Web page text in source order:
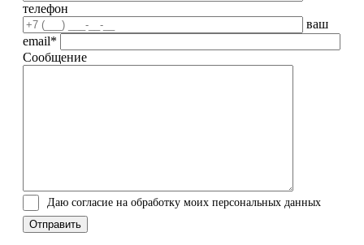
телефон
ваш
email*
Сообщение
Даю согласие на обработку моих персональных данных